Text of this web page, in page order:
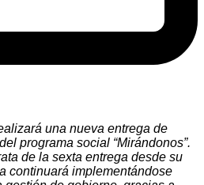
una nueva entrega de
programa social “Mirándonos”.
de la sexta entrega desde su
continuará implementándose